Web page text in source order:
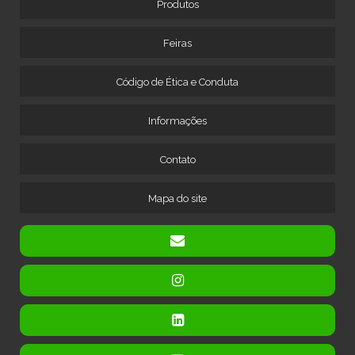
MÁQUINA PARA DESCASCAR FIOS GROSSOS
MÁQUINA PARA MOER SUCATA DE COBRE
MÁQUINA PARA SEPARAR COBRE DE ALUMÍNIO
MÁQUINA SEPARADORA DE CABOS ELETRÔNICOS
TRITURADOR DE COBRE A SECO
TRITURADOR DE FIOS E CABOS ELÉTRICOS
TRITURADOR E SEPARADOR DE METAIS
TRITURADOR PARA CABOS DE COBRE
Produtos
Feiras
Código de Ética e Conduta
Informações
Contato
Mapa do site